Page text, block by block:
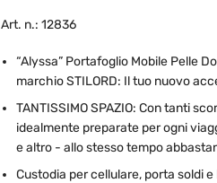
Art. n.: 12836
“Alyssa” Portafoglio Mobile Pelle
marchio STILORD: Il tuo nuovo
TANTISSIMO SPAZIO: Con tanti
idealmente preparate per ogni
e altro - allo stesso tempo
Custodia per cellulare, porta soldi